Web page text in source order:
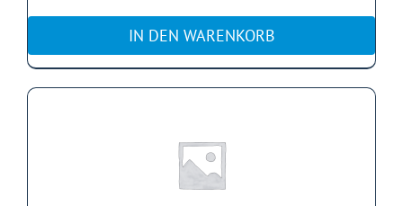
IN DEN WARENKORB